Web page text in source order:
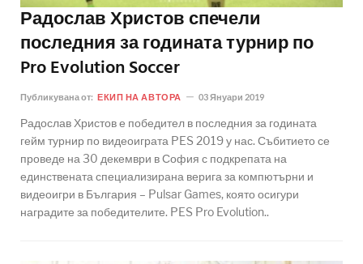
Радослав Христов спечели
последния за годината турнир по
Pro Evolution Soccer
Публикувана от: ЕКИП НА АВТОРА 03 Януари 2019
Радослав Христов е победител в последния за годината
гейм турнир по видеоиграта PES 2019 у нас. Събитието се
проведе на 30 декември в София с подкрепата на
единствената специализирана верига за компютърни и
видеоигри в България – Pulsar Games, която осигури
наградите за победителите. PES Pro Evolution..